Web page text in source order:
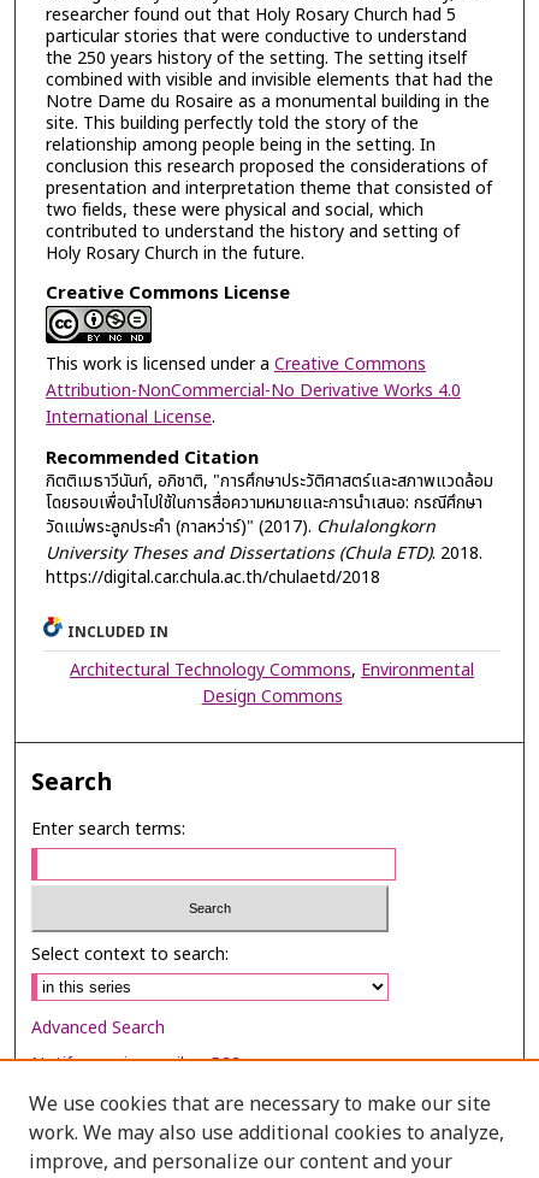
researcher found out that Holy Rosary Church had 5
particular stories that were conductive to understand
the 250 years history of the setting. The setting itself
combined with visible and invisible elements that had the
Notre Dame du Rosaire as a monumental building in the
site. This building perfectly told the story of the
relationship among people being in the setting. In
conclusion this research proposed the considerations of
presentation and interpretation theme that consisted of
two fields, these were physical and social, which
contributed to understand the history and setting of
Holy Rosary Church in the future.
Creative Commons License
This work is licensed under a Creative Commons
Attribution-NonCommercial-No Derivative Works 4.0
International License.
Recommended Citation
กิตติเมธาวีนันท์, อภิชาติ, "การศึกษาประวัติศาสตร์และสภาพแวดล้อม
โดยรอบเพื่อนำไปใช้ในการสื่อความหมายและการนำเสนอ: กรณีศึกษา
วัดแม่พระลูกประคำ (กาลหว่าร์)" (2017). Chulalongkorn
University Theses and Dissertations (Chula ETD). 2018.
https://digital.car.chula.ac.th/chulaetd/2018
INCLUDED IN
Architectural Technology Commons, Environmental
Design Commons
Search
Enter search terms:
Select context to search:
Advanced Search
Notify me via email orRSS
Browse
Collections
We use cookies that are necessary to make our site
work. We may also use additional cookies to analyze,
improve, and personalize our content and your